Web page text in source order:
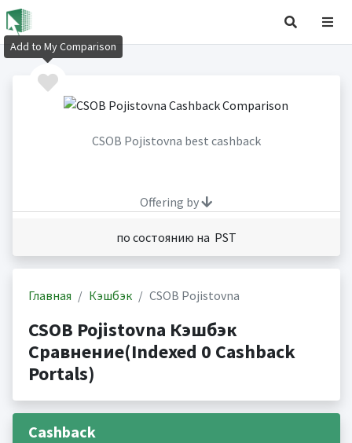
CSOB Pojistovna best cashback
Offering by
по состоянию на PST
Главная Кэшбэк CSOB Pojistovna
CSOB Pojistovna Кэшбэк
Сравнение(Indexed 0 Cashback
Portals)
Cashback
Add to My Comparison